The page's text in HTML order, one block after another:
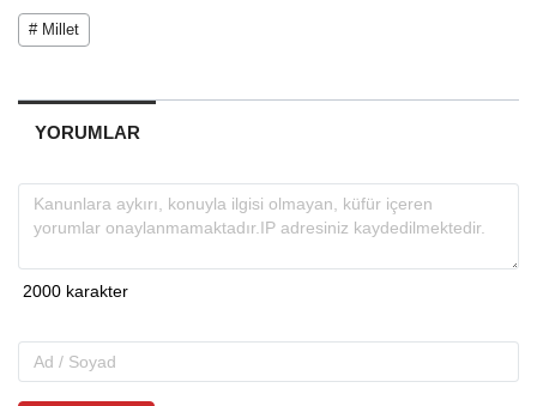
# Millet
YORUMLAR